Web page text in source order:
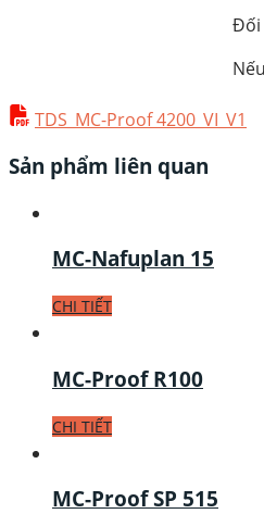
Đối
TDS_MC-Proof 4200_VI_V1
Sản phẩm liên quan
MC-Nafuplan 15
CHI TIẾT
MC-Proof R100
CHI TIẾT
MC-Proof SP 515